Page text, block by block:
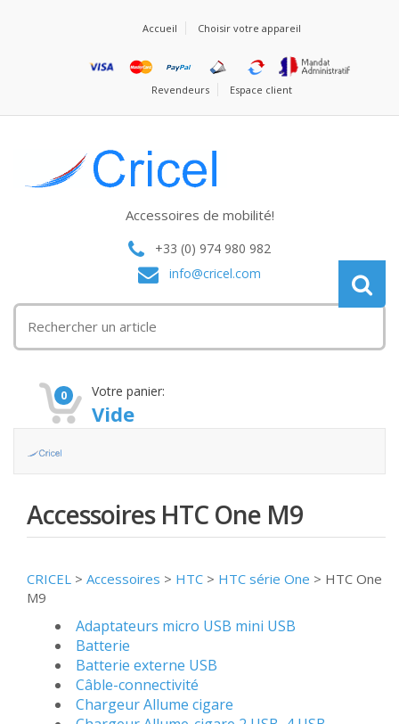
Accueil Choisir votre appareil
Revendeurs Espace client
Accessoires de mobilité!
+33 (0) 974 980 982
info@cricel.com
0 Votre panier:
Vide
Accessoires HTC One M9
CRICEL > Accessoires > HTC > HTC série One > HTC One
M9
Adaptateurs micro USB mini USB
Batterie
Batterie externe USB
Câble-connectivité
Chargeur Allume cigare